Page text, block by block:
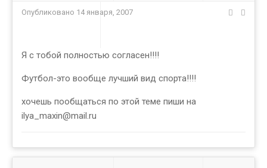
Опубликовано 14 января, 2007
Я с тобой полностью согласен!!!!
Футбол-это вообще лучший вид спорта!!!!
хочешь пообщаться по этой теме пиши на
ilya_maxin@mail.ru